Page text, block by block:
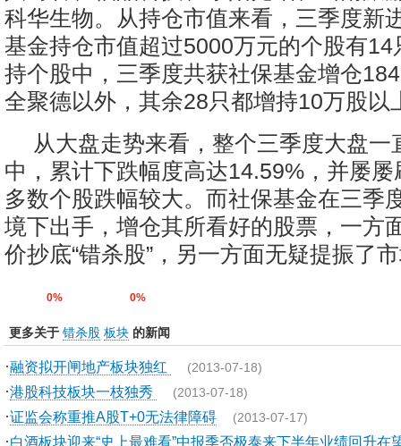
科华生物。从持仓市值来看，三季度新
基金持仓市值超过5000万元的个股有14
持个股中，三季度共获社保基金增仓
全聚德以外，其余28只都增持10万股以
从大盘走势来看，整个三季度大盘一
中，累计下跌幅度高达14.59%，并屡
多数个股跌幅较大。而社保基金在三季
境下出手，增仓其所看好的股票，一方
价抄底“错杀股”，另一方面无疑提振了
0% 0%
更多关于 错杀股 板块 的新闻
·融资拟开闸地产板块独红 (2013-07-18)
·港股科技板块一枝独秀 (2013-07-18)
·证监会称重推A股T+0无法律障碍 (2013-07-17)
·白酒板块迎来“史上最难看”中报季否极泰来下半年业绩回升在